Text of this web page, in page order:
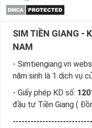
SIM TIỀN GIANG -
NAM
- Simtiengiang.vn
năm sinh là 1 dịch vụ
- Giấy phép KD số:
đầu tư Tiền Giang (